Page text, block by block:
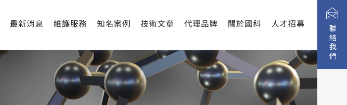
聯絡我們
最新消息 維護服務 知名案例 技術文章 代理品牌 關於國科 人才招募